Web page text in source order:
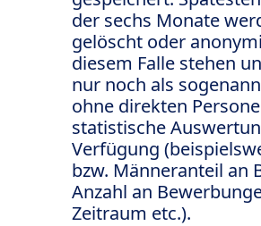
der sechs Monate
gelöscht oder
diesem Falle stehen
nur noch als
ohne direkten
statistische
Verfügung
bzw. Männeranteil an
Anzahl an
Zeitraum etc.).